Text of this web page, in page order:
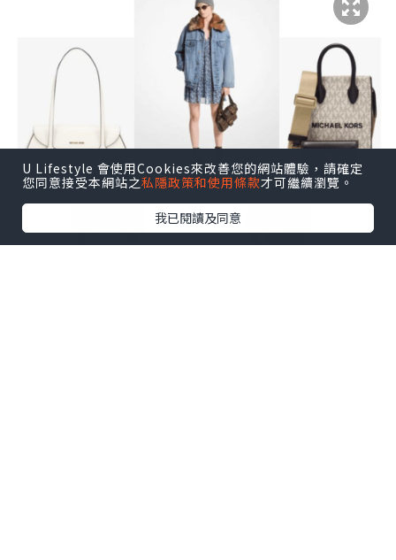
U Lifestyle 會使用Cookies來改善您的網站體驗，請確定
您同意接受本網站之私隱政策和使用條款才可繼續瀏覽。
我已閱讀及同意